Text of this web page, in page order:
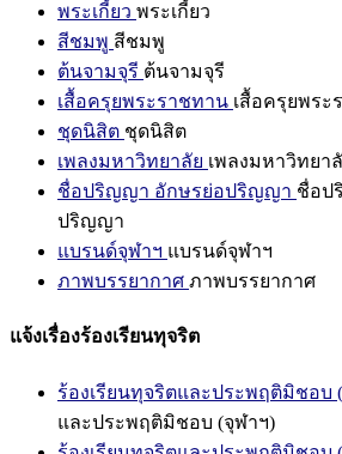
พระเกี้ยว พระเกี้ยว
สีชมพู สีชมพู
ต้นจามจุรี ต้นจามจุรี
เสื้อครุยพระราชทาน เสื้อครุยพระ
ชุดนิสิต ชุดนิสิต
เพลงมหาวิทยาลัย เพลงมหาวิทยา
ชื่อปริญญา อักษรย่อปริญญา ชื่อป
ปริญญา
แบรนด์จุฬาฯ แบรนด์จุฬาฯ
ภาพบรรยากาศ ภาพบรรยากาศ
แจ้งเรื่องร้องเรียนทุจริต
ร้องเรียนทุจริตและประพฤติมิชอบ
และประพฤติมิชอบ (จุฬาฯ)